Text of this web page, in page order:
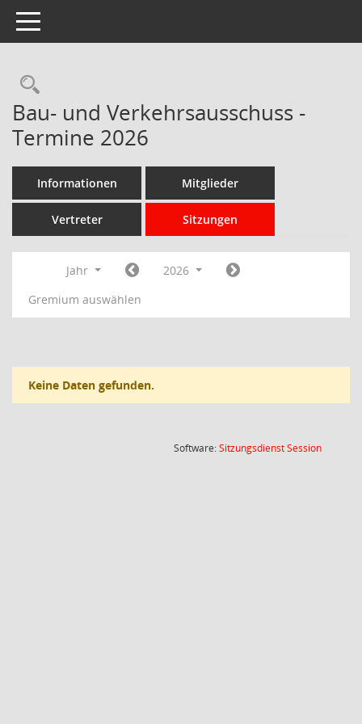
Toggle navigation
Rechercheauswahl
Bau- und Verkehrsausschuss -
Termine 2026
Informationen Mitglieder
Vertreter Sitzungen
Jahr
2026
Gremium auswählen
Keine Daten gefunden.
Software:SitzungsdienstSession(Wird in